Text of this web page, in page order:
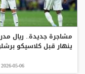
مشاجرة جديدة.. ريال
ينهار قبل كلاسيكو
2026-05-06 | 10:25 م